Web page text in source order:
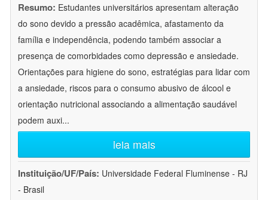
Resumo: Estudantes universitários apresentam alteração
do sono devido a pressão acadêmica, afastamento da
família e independência, podendo também associar a
presença de comorbidades como depressão e ansiedade.
Orientações para higiene do sono, estratégias para lidar com
a ansiedade, riscos para o consumo abusivo de álcool e
orientação nutricional associando a alimentação saudável
podem auxi...
leia mais
Instituição/UF/País: Universidade Federal Fluminense - RJ
- Brasil